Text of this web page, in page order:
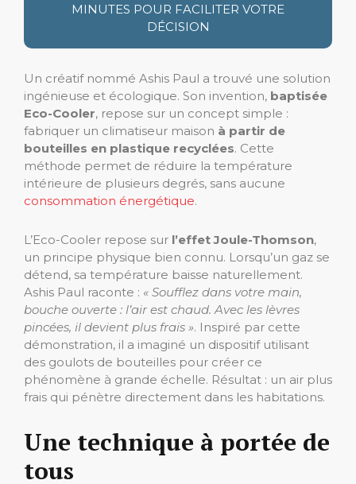
MINUTES POUR FACILITER VOTRE
DÉCISION
Un créatif nommé Ashis Paul a trouvé une solution
ingénieuse et écologique. Son invention, baptisée
Eco-Cooler, repose sur un concept simple :
fabriquer un climatiseur maison à partir de
bouteilles en plastique recyclées. Cette
méthode permet de réduire la température
intérieure de plusieurs degrés, sans aucune
consommation énergétique.
L’Eco-Cooler repose sur l’effet Joule-Thomson,
un principe physique bien connu. Lorsqu’un gaz se
détend, sa température baisse naturellement.
Ashis Paul raconte : « Soufflez dans votre main,
bouche ouverte : l’air est chaud. Avec les lèvres
pincées, il devient plus frais ». Inspiré par cette
démonstration, il a imaginé un dispositif utilisant
des goulots de bouteilles pour créer ce
phénomène à grande échelle. Résultat : un air plus
frais qui pénètre directement dans les habitations.
Une technique à portée de
tous